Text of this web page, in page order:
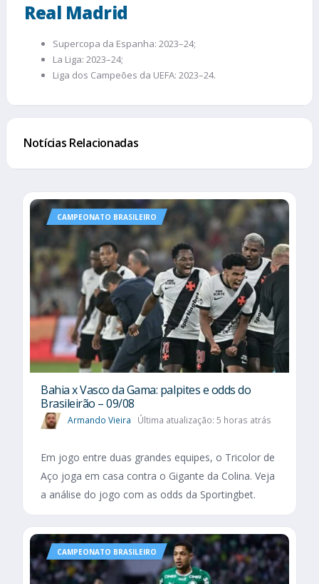
Real Madrid
Supercopa da Espanha: 2023–24;
La Liga: 2023–24;
Liga dos Campeões da UEFA: 2023–24.
Notícias Relacionadas
CAMPEONATO BRASILEIRO
Bahia x Vasco da Gama: palpites e odds do
Brasileirão – 09/08
Armando Vieira Última atualização: 5 horas atrás
Em jogo entre duas grandes equipes, o Tricolor de
Aço joga em casa contra o Gigante da Colina. Veja
a análise do jogo com as odds da Sportingbet.
CAMPEONATO BRASILEIRO